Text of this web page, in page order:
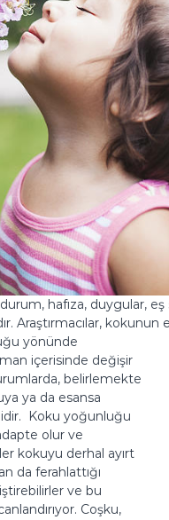
hafıza, duygular, eş
Araştırmacılar, kokunun
yönünde
içerisinde değişir
belirlemekte
ya da esansa
Koku yoğunluğu
olur ve
kokuyu derhal ayırt
da ferahlattığı
ve bu
Coşku,